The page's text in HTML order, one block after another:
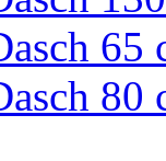
65
80